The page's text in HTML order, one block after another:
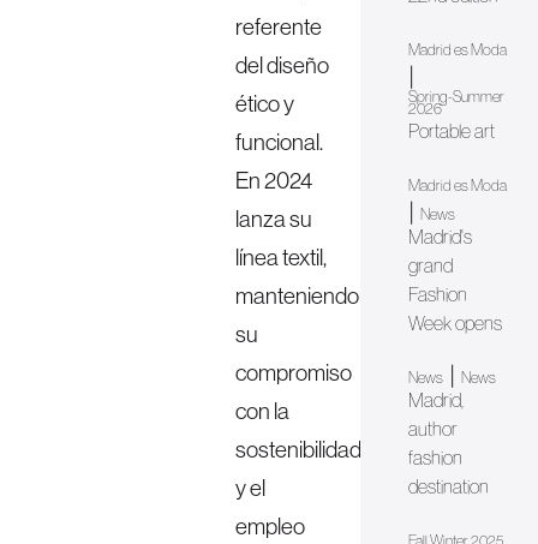
referente
del diseño
ético y
funcional.
En 2024
lanza su
línea textil,
manteniendo
su
compromiso
con la
sostenibilidad
y el
empleo
Madrid es Moda
Spring-Summer
2026
Portable art
Madrid es Moda
|News
Madrid's
grand
Fashion
Week opens
News |News
Madrid,
author
fashion
destination